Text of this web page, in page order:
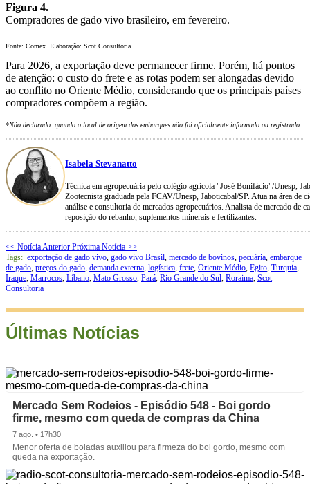
Figura 4.
Compradores de gado vivo brasileiro, em fevereiro.
Fonte: Comex. Elaboração: Scot Consultoria.
Para 2026, a exportação deve permanecer firme. Porém, há pontos
de atenção: o custo do frete e as rotas podem ser alongadas devido
ao conflito no Oriente Médio, considerando que os principais países
compradores compõem a região.
*Não declarado: quando o local de origem dos embarques não foi oficialmente informado ou registrado
Isabela Stevanatto
Técnica em agropecuária pelo colégio agrícola "José Bonifácio"/Unesp,
Zootecnista graduada pela FCAV/Unesp, Jaboticabal/SP. Atua na área de
análise e consultoria de mercados agropecuários. Analista de mercado de
reposição do rebanho, suplementos minerais e fertilizantes.
<< Notícia Anterior Próxima Notícia >>
Tags: exportação de gado vivo, gado vivo Brasil, mercado de bovinos, pecuária, embarque
de gado, preços do gado, demanda externa, logística, frete, Oriente Médio, Egito, Turquia,
Iraque, Marrocos, Líbano, Mato Grosso, Pará, Rio Grande do Sul, Roraima, Scot
Consultoria
Últimas Notícias
Mercado Sem Rodeios - Episódio 548 - Boi gordo
firme, mesmo com queda de compras da China
7 ago. • 17h30
Menor oferta de boiadas auxiliou para firmeza do boi gordo, mesmo com
queda na exportação.